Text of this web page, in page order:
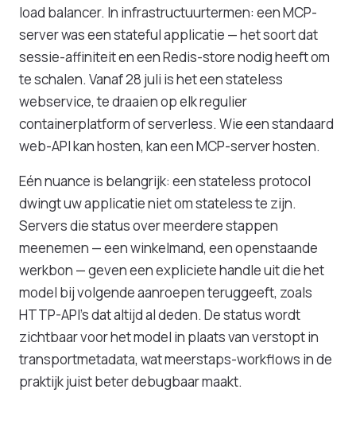
load balancer. In infrastructuurtermen: een MCP-
server was een stateful applicatie — het soort dat
sessie-affiniteit en een Redis-store nodig heeft om
te schalen. Vanaf 28 juli is het een stateless
webservice, te draaien op elk regulier
containerplatform of serverless. Wie een standaard
web-API kan hosten, kan een MCP-server hosten.
Eén nuance is belangrijk: een stateless protocol
dwingt uw applicatie niet om stateless te zijn.
Servers die status over meerdere stappen
meenemen — een winkelmand, een openstaande
werkbon — geven een expliciete handle uit die het
model bij volgende aanroepen teruggeeft, zoals
HTTP-API's dat altijd al deden. De status wordt
zichtbaar voor het model in plaats van verstopt in
transportmetadata, wat meerstaps-workflows in de
praktijk juist beter debugbaar maakt.